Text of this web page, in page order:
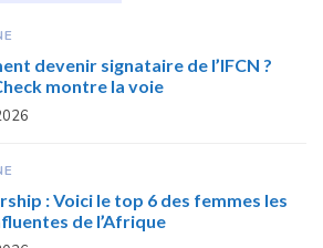
devenir signataire de l’IFCN ?
montre la voie
: Voici le top 6 des femmes les
de l’Afrique